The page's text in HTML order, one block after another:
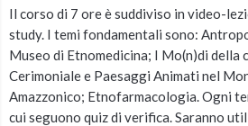
Il corso di 7 ore è suddiviso in video-
study. I temi fondamentali sono:
Museo di Etnomedicina; I Mo(n)di della
Cerimoniale e Paesaggi Animati nel
Amazzonico; Etnofarmacologia. Ogni
cui seguono quiz di verifica. Saranno